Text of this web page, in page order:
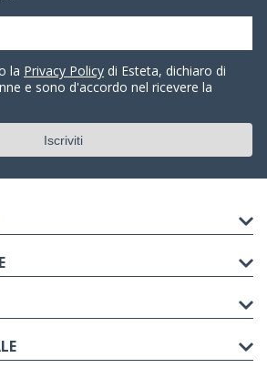
la Privacy Policy di Esteta, dichiaro di
e sono d'accordo nel ricevere la